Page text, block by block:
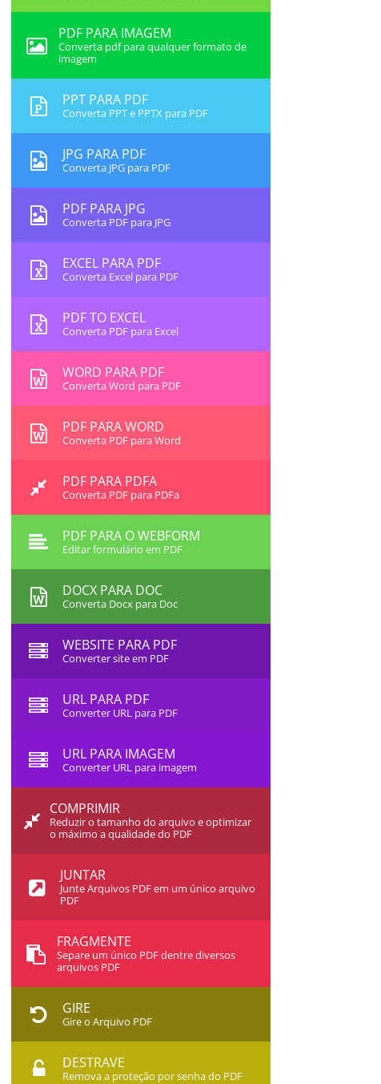
PDF PARA IMAGEM
Converta pdf para qualquer formato de
imagem
PPT PARA PDF
Converta PPT e PPTX para PDF
JPG PARA PDF
Converta JPG para PDF
PDF PARA JPG
Converta PDF para JPG
EXCEL PARA PDF
Converta Excel para PDF
PDF TO EXCEL
Converta PDF para Excel
WORD PARA PDF
Converta Word para PDF
PDF PARA WORD
Converta PDF para Word
PDF PARA PDFA
Converta PDF para PDFa
PDF PARA O WEBFORM
Editar formulário em PDF
DOCX PARA DOC
Converta Docx para Doc
WEBSITE PARA PDF
Converter site em PDF
URL PARA PDF
Converter URL para PDF
URL PARA IMAGEM
Converter URL para imagem
COMPRIMIR
Reduzir o tamanho do arquivo e optimizar
o máximo a qualidade do PDF
JUNTAR
Junte Arquivos PDF em um único arquivo
PDF
FRAGMENTE
Separe um único PDF dentre diversos
arquivos PDF
GIRE
Gire o Arquivo PDF
DESTRAVE
Remova a proteção por senha do PDF